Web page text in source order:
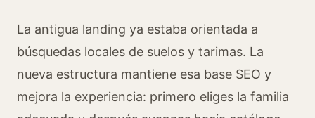
La antigua landing ya estaba orientada a
búsquedas locales de suelos y tarimas. La
nueva estructura mantiene esa base SEO y
mejora la experiencia: primero eliges la familia